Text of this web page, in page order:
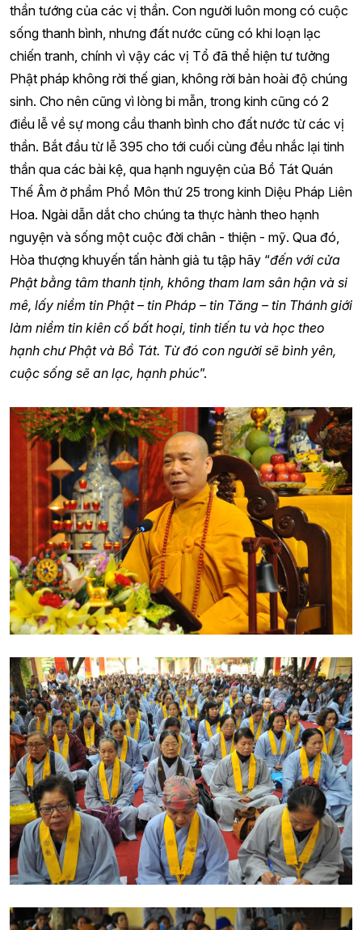
thần tướng của các vị thần. Con người luôn mong có cuộc
sống thanh bình, nhưng đất nước cũng có khi loạn lạc
chiến tranh, chính vì vậy các vị Tổ đã thể hiện tư tưởng
Phật pháp không rời thế gian, không rời bản hoài độ chúng
sinh. Cho nên cũng vì lòng bi mẫn, trong kinh cũng có 2
điều lễ về sự mong cầu thanh bình cho đất nước từ các vị
thần. Bắt đầu từ lễ 395 cho tới cuối cùng đều nhắc lại tinh
thần qua các bài kệ, qua hạnh nguyện của Bồ Tát Quán
Thế Âm ở phẩm Phổ Môn thứ 25 trong kinh Diệu Pháp Liên
Hoa. Ngài dẫn dắt cho chúng ta thực hành theo hạnh
nguyện và sống một cuộc đời chân - thiện - mỹ. Qua đó,
Hòa thượng khuyến tấn hành giả tu tập hãy “đến với cửa
Phật bằng tâm thanh tịnh, không tham lam sân hận và si
mê, lấy niềm tin Phật – tin Pháp – tin Tăng – tin Thánh giới
làm niềm tin kiên cố bất hoại, tinh tiến tu và học theo
hạnh chư Phật và Bồ Tát. Từ đó con người sẽ bình yên,
cuộc sống sẽ an lạc, hạnh phúc”.